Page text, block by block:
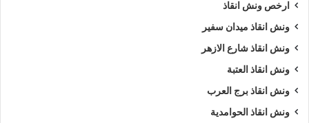
ارخص ونش انقاذ
ونش انقاذ ميدان سفير
ونش انقاذ شارع الازهر
ونش انقاذ العتبة
ونش انقاذ برج العرب
ونش انقاذ الحوامدية